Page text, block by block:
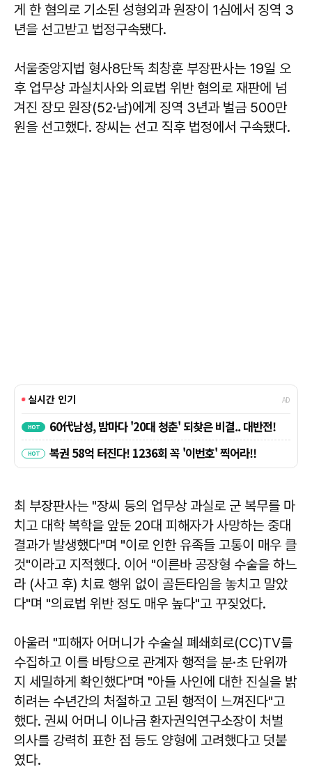
게 한 혐의로 기소된 성형외과 원장이 1심에서 징역 3
년을 선고받고 법정구속됐다.
서울중앙지법 형사8단독 최창훈 부장판사는 19일 오
후 업무상 과실치사와 의료법 위반 혐의로 재판에 넘
겨진 장모 원장(52·남)에게 징역 3년과 벌금 500만
원을 선고했다. 장씨는 선고 직후 법정에서 구속됐다.
최 부장판사는 "장씨 등의 업무상 과실로 군 복무를 마
치고 대학 복학을 앞둔 20대 피해자가 사망하는 중대
결과가 발생했다"며 "이로 인한 유족들 고통이 매우 클
것"이라고 지적했다. 이어 "이른바 공장형 수술을 하느
라 (사고 후) 치료 행위 없이 골든타임을 놓치고 말았
다"며 "의료법 위반 정도 매우 높다"고 꾸짖었다.
아울러 "피해자 어머니가 수술실 폐쇄회로(CC)TV를
수집하고 이를 바탕으로 관계자 행적을 분·초 단위까
지 세밀하게 확인했다"며 "아들 사인에 대한 진실을 밝
히려는 수년간의 처절하고 고된 행적이 느껴진다"고
했다. 권씨 어머니 이나금 환자권익연구소장이 처벌
의사를 강력히 표한 점 등도 양형에 고려했다고 덧붙
였다.